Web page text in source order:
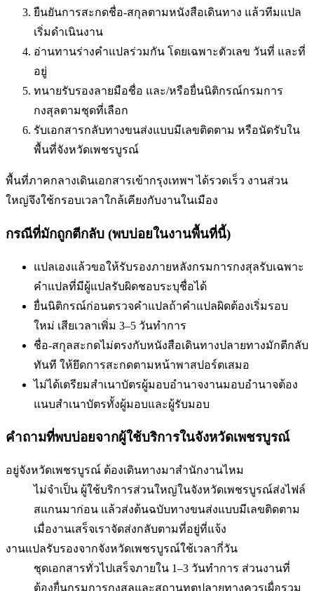
ยืนยันการสะกดชื่อ-สกุลตามหนังสือเดินทาง แล้วทีมแปล
เริ่มดำเนินงาน
อ่านทานร่างคำแปลร่วมกัน โดยเฉพาะตัวเลข วันที่ และที่
อยู่
ทนายรับรองลายมือชื่อ และ/หรือยื่นนิติกรณ์กรมการ
กงสุลตามชุดที่เลือก
รับเอกสารกลับทางขนส่งแบบมีเลขติดตาม หรือนัดรับใน
พื้นที่จังหวัดเพชรบูรณ์
พื้นที่ภาคกลางเดินเอกสารเข้ากรุงเทพฯ ได้รวดเร็ว งานส่วน
ใหญ่จึงใช้กรอบเวลาใกล้เคียงกับงานในเมือง
กรณีที่มักถูกตีกลับ (พบบ่อยในงานพื้นที่นี้)
แปลเองแล้วขอให้รับรองภายหลังกรมการกงสุลรับเฉพาะ
คำแปลที่มีผู้แปลรับผิดชอบระบุชื่อได้
ยื่นนิติกรณ์ก่อนตรวจคำแปลถ้าคำแปลผิดต้องเริ่มรอบ
ใหม่ เสียเวลาเพิ่ม 3–5 วันทำการ
ชื่อ-สกุลสะกดไม่ตรงกับหนังสือเดินทางปลายทางมักตีกลับ
ทันที ให้ยึดการสะกดตามหน้าพาสปอร์ตเสมอ
ไม่ได้เตรียมสำเนาบัตรผู้มอบอำนาจงานมอบอำนาจต้อง
แนบสำเนาบัตรทั้งผู้มอบและผู้รับมอบ
คำถามที่พบบ่อยจากผู้ใช้บริการในจังหวัดเพชรบูรณ์
อยู่จังหวัดเพชรบูรณ์ ต้องเดินทางมาสำนักงานไหม
ไม่จำเป็น ผู้ใช้บริการส่วนใหญ่ในจังหวัดเพชรบูรณ์ส่งไฟล์
สแกนมาก่อน แล้วส่งต้นฉบับทางขนส่งแบบมีเลขติดตาม
เมื่องานเสร็จเราจัดส่งกลับตามที่อยู่ที่แจ้ง
งานแปลรับรองจากจังหวัดเพชรบูรณ์ใช้เวลากี่วัน
ชุดเอกสารทั่วไปเสร็จภายใน 1–3 วันทำการ ส่วนงานที่
ต้องยื่นกรมการกงสุลและสถานทูตปลายทางควรเผื่อรวม